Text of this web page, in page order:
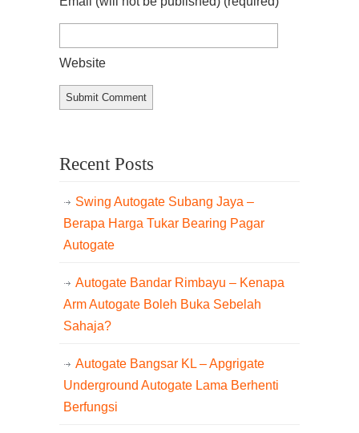
Website
Recent Posts
Swing Autogate Subang Jaya –
Berapa Harga Tukar Bearing Pagar
Autogate
Autogate Bandar Rimbayu – Kenapa
Arm Autogate Boleh Buka Sebelah
Sahaja?
Autogate Bangsar KL – Apgrigate
Underground Autogate Lama Berhenti
Berfungsi